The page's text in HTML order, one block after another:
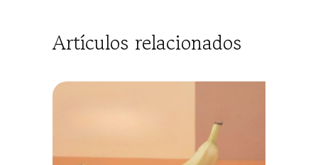
Artículos relacionados